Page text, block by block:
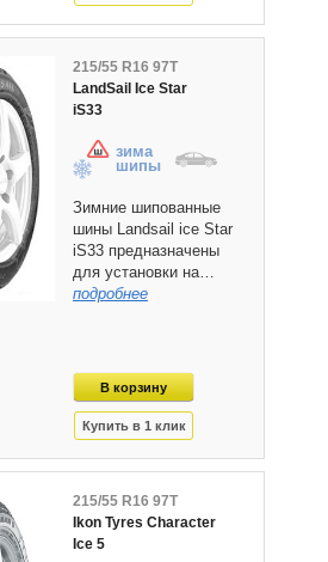
215/55 R16 97T
LandSail Ice Star
iS33
зима
шипы
Зимние шипованные
шины Landsail ice Star
iS33 предназначены
для установки на…
подробнее
215/55 R16 97T
Ikon Tyres Character
Ice 5